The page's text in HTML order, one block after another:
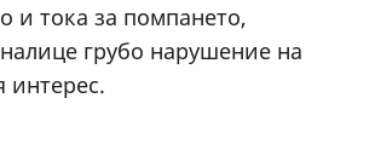
и тока за помпането,
грубо нарушение на
интерес.